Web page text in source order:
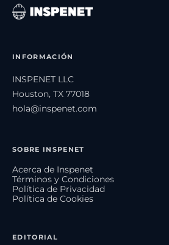
INFORMACIÓN
INSPENET LLC
Houston, TX 77018
hola@inspenet.com
SOBRE INSPENET
Acerca de Inspenet
Términos y Condiciones
Política de Privacidad
Política de Cookies
EDITORIAL